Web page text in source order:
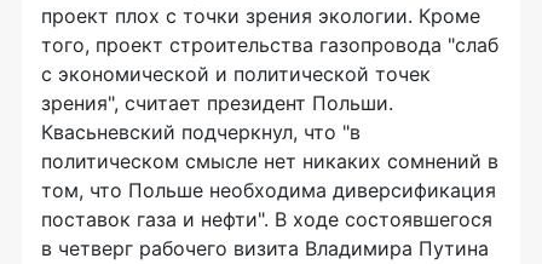
проект плох с точки зрения экологии. Кроме
того, проект строительства газопровода "слаб
с экономической и политической точек
зрения", считает президент Польши.
Квасьневский подчеркнул, что "в
политическом смысле нет никаких сомнений в
том, что Польше необходима диверсификация
поставок газа и нефти". В ходе состоявшегося
в четверг рабочего визита Владимира Путина